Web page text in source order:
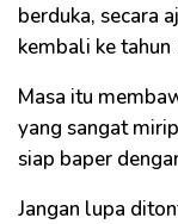
berduka, secara
kembali ke tahun
Masa itu
yang sangat
siap baper
Jangan lupa